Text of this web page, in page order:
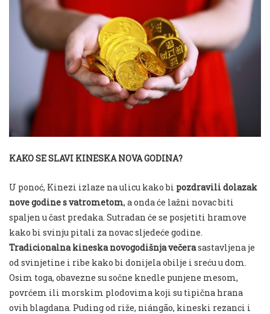
KAKO SE SLAVI KINESKA NOVA GODINA?
U ponoć, Kinezi izlaze na ulicu kako bi pozdravili dolazak
nove godine s vatrometom, a onda će lažni novac biti
spaljen u čast predaka. Sutradan će se posjetiti hramove
kako bi svinju pitali za novac sljedeće godine.
Tradicionalna kineska novogodišnja večerasastavljena je
od svinjetine i ribe kako bi donijela obilje i sreću u dom.
Osim toga, obavezne su sočne knedle punjene mesom,
povrćem ili morskim plodovima koji su tipična hrana
ovih blagdana. Puding od riže, niángāo, kineski rezanci i